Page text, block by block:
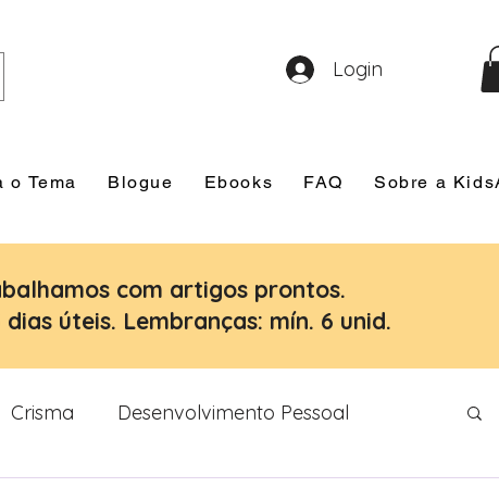
o Tema Blogue Ebooks FAQ Sobre a
Login
com artigos prontos.
dias úteis. Lembranças: mín. 6 unid.
Crisma Desenvolvimento Pessoal